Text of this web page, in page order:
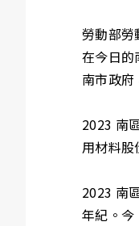
勞動部勞
在今日的
南市政府
2023 南
用材料
2023 南
年紀。今